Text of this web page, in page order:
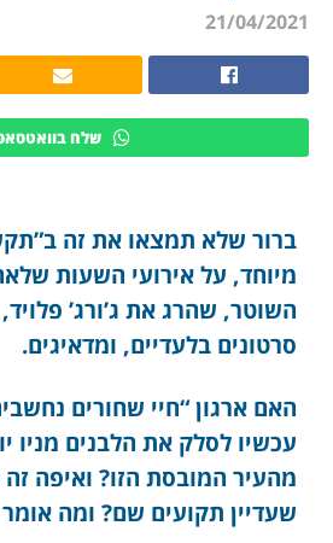
21/04/2021
שלח
ברור שלא תמצאו את זה
מיוחד, על אירועי השעות
השוטר, שהרג את ג’ורג’
סרטונים בלעדיים, ומדאיגים.
עכשיו לסלק את הלבנים מניו
מהעיר המובסת הזו? ואיפה
שעדיין תקועים שם? ומה